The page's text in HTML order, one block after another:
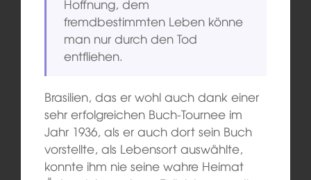
Hoffnung, dem
fremdbestimmten Leben könne
man nur durch den Tod
entfliehen.
Brasilien, das er wohl auch dank einer
sehr erfolgreichen Buch-Tournee im
Jahr 1936, als er auch dort sein Buch
vorstellte, als Lebensort auswählte,
konnte ihm nie seine wahre Heimat